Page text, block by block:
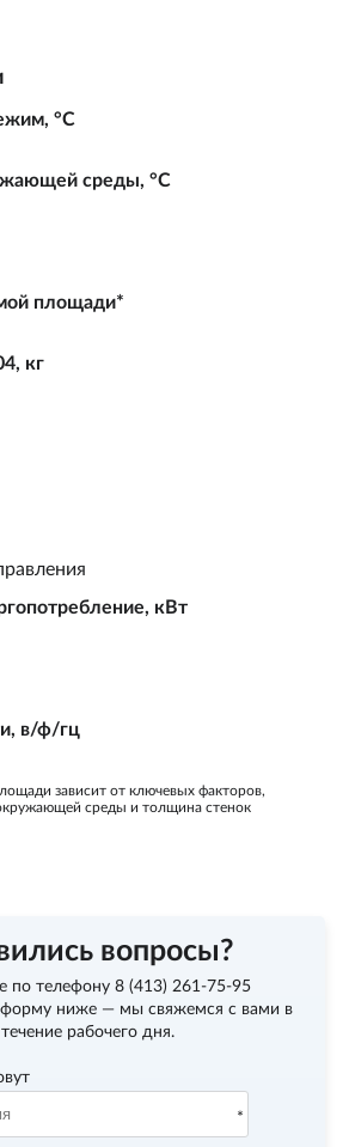
°С
среды, °С
площади*
кг
кВт
в/ф/гц
зависит от ключевых факторов,
среды и толщина стенок
вопросы?
по телефону 8 (413) 261-75-95
форму ниже — мы свяжемся с вами в
течение рабочего дня.